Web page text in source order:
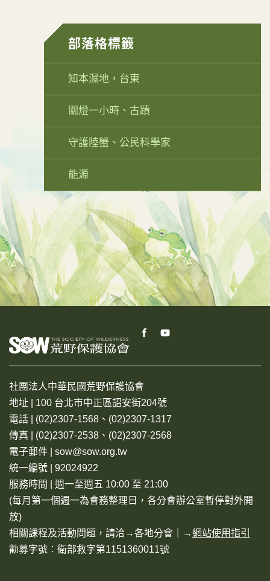
部落格標籤
知本濕地，台東
關燈一小時、古蹟
守護陸蟹、公民科學家
能源
社團法人中華民國荒野保護協會
地址 | 100 台北市中正區詔安街204號
電話 | (02)2307-1568、(02)2307-1317
傳真 | (02)2307-2538、(02)2307-2568
電子郵件 | sow@sow.org.tw
統一編號 | 92024922
服務時間 | 週一至週五 10:00 至 21:00
(每月第一個週一為會務整理日，各分會辦公室暫停對外開
放)
相關課程及活動問題，請洽→各地分會 ｜→網站使用指引
勸募字號：衛部救字第1151360011號